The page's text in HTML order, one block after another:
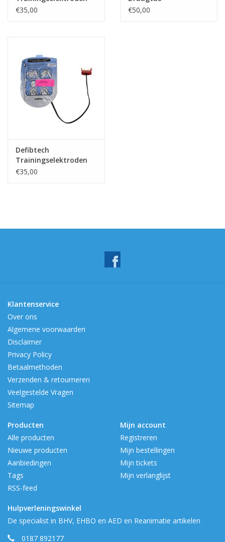
(met stekker)
€35,00
€50,00
Defibtech
Trainingselektroden
Kind ( met stekker)
€35,00
Klantenservice
Over ons
Algemene voorwaarden
Disclaimer
Privacy Policy
Betaalmethoden
Verzenden & retourneren
Veelgestelde Vragen
Sitemap
Producten
Alle producten
Nieuwe producten
Aanbiedingen
Tags
RSS-feed
Mijn account
Registreren
Mijn bestellingen
Mijn tickets
Mijn verlanglijst
Hulpverleningswinkel
De specialist in BHV, EHBO en AED en Reanimatie artikelen
0187 892177